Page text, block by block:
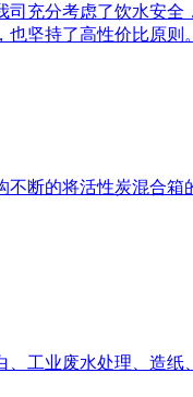
充分考虑了饮水安
坚持了高性价比原则。
断的将活性炭混合
工业废水处理、造